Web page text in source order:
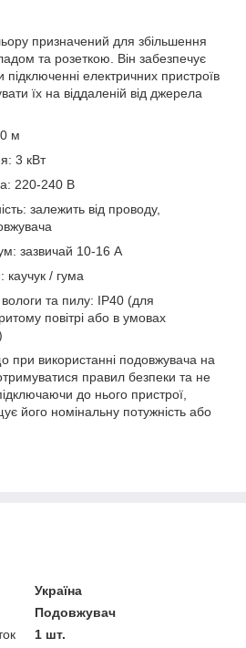
призначений для збільшення
та розеткою. Він забезпечує
підключенні електричних пристроїв
їх на віддаленій від джерела
м
3 кВт
220-240 В
залежить від проводу,
зазвичай 10-16 А
каучук / гума
вологи та пилу: IP40 (для
повітрі або в умовах
при використанні подовжувача на
правил безпеки та не
до нього пристрої,
його номінальну потужність або
Україна
Подовжувач
1 шт.